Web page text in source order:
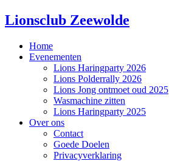
Lionsclub Zeewolde
Home
Evenementen
Lions Haringparty 2026
Lions Polderrally 2026
Lions Jong ontmoet oud 2025
Wasmachine zitten
Lions Haringparty 2025
Over ons
Contact
Goede Doelen
Privacyverklaring